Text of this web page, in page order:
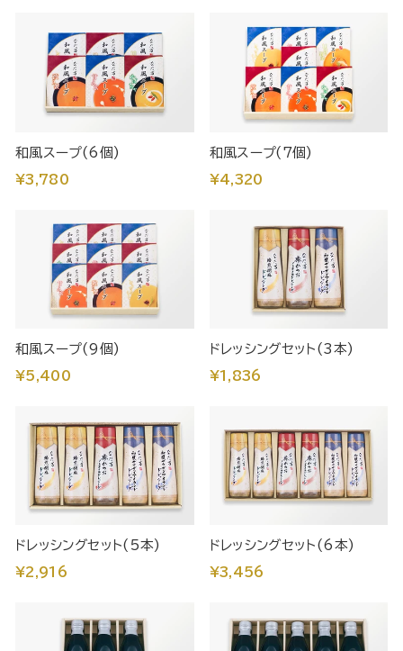
和風スープ(6個)
¥3,780
和風スープ(7個)
¥4,320
和風スープ(9個)
¥5,400
ドレッシングセット(3本)
¥1,836
ドレッシングセット(5本)
¥2,916
ドレッシングセット(6本)
¥3,456